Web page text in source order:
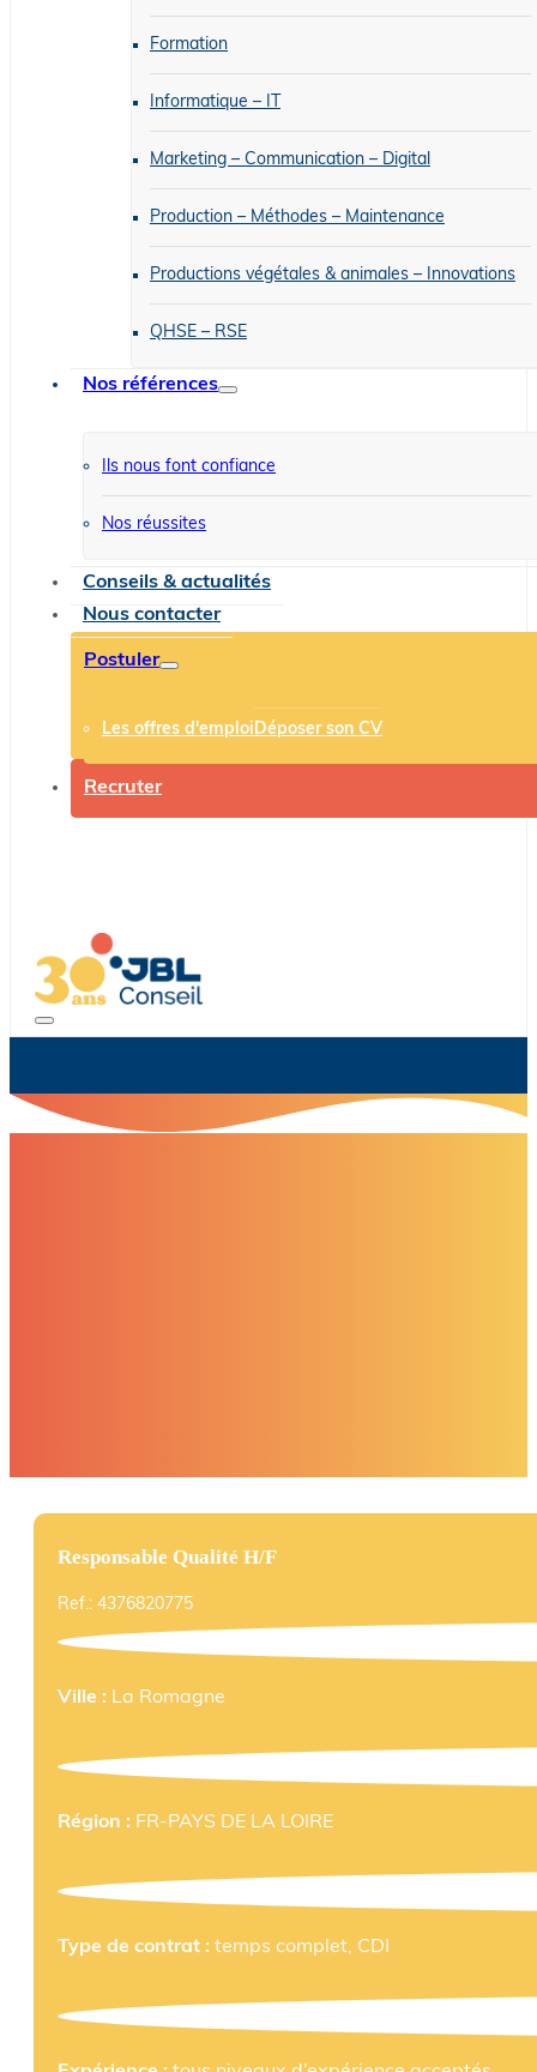
Formation
Informatique – IT
Marketing – Communication – Digital
Production – Méthodes – Maintenance
Productions végétales & animales – Innovations
QHSE – RSE
Nos références
Ils nous font confiance
Nos réussites
Conseils & actualités
Nous contacter
Postuler
Les offres d'emploiDéposer son CV
Recruter
Responsable Qualité H/F
Ref.: 4376820775
Ville : La Romagne
Région : FR-PAYS DE LA LOIRE
Type de contrat : temps complet, CDI